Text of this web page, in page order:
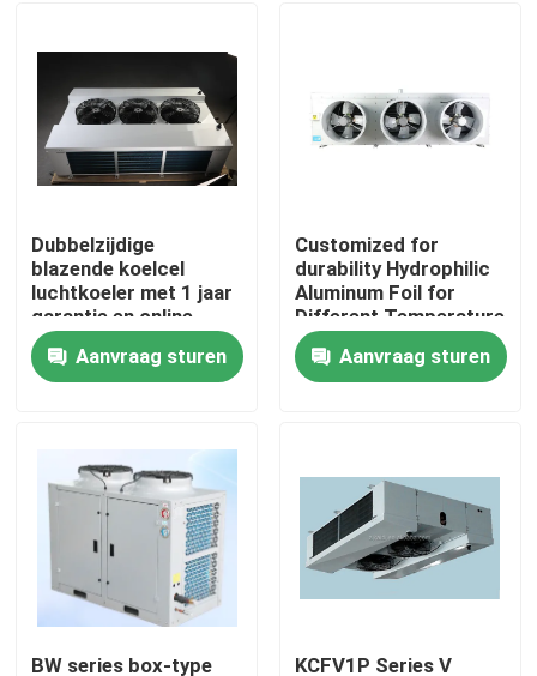
Producten
Over Ons
Kwaliteitscontrole
Neem contact met ons op
Gevallen
Vraag een offerte
koelkamer verdamper
Dubbelzijdige
blazende koelcel
luchtkoeler met 1 jaar
garantie en online
ondersteuning voor
koelverdampers
Aanvraag sturen
Customized for
durability Hydrophilic
Aluminum Foil for
Different Temperature
and Humidity
Requirements in Cold
Room Condensing Unit
Aanvraag sturen
BW series box-type KCFV1P Series V